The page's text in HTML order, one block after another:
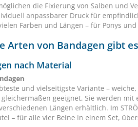
die Fixierung von Salben und
anpassbarer Druck für
Farben und Längen – für Ponys
Arten von Bandagen gibt
nach Material
und vielseitigste Variante –
geeignet. Sie werden
Längen erhältlich. Im
– für alle vier Beine in einem Set,